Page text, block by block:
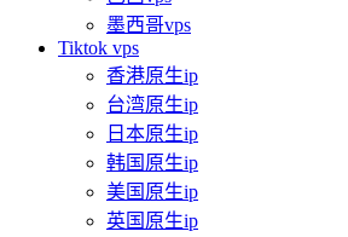
墨西哥vps
Tiktok vps
香港原生ip
台湾原生ip
日本原生ip
韩国原生ip
美国原生ip
英国原生ip